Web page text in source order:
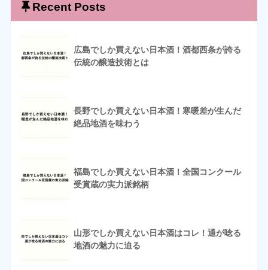
Recent Posts
広島でしか買えない日本酒！酒都西条が誇る
伝統の醸造技術とは
長野でしか買えない日本酒！寒暖差が生んだ
絶品地酒を味わう
福島でしか買えない日本酒！全国コンクール
受賞蔵の実力派銘柄
山形でしか買えない日本酒はコレ！通が唸る
地酒の魅力に迫る